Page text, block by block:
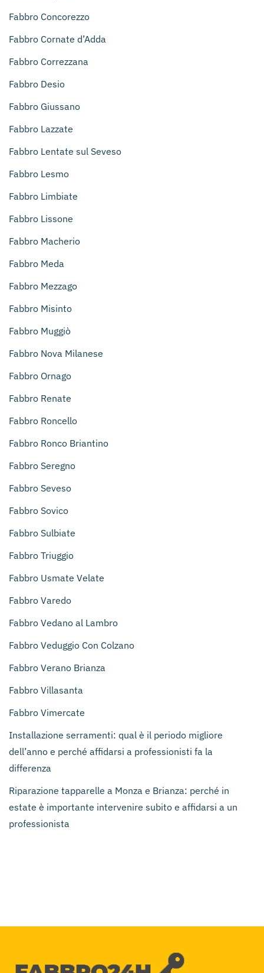
Fabbro Concorezzo
Fabbro Cornate d’Adda
Fabbro Correzzana
Fabbro Desio
Fabbro Giussano
Fabbro Lazzate
Fabbro Lentate sul Seveso
Fabbro Lesmo
Fabbro Limbiate
Fabbro Lissone
Fabbro Macherio
Fabbro Meda
Fabbro Mezzago
Fabbro Misinto
Fabbro Muggiò
Fabbro Nova Milanese
Fabbro Ornago
Fabbro Renate
Fabbro Roncello
Fabbro Ronco Briantino
Fabbro Seregno
Fabbro Seveso
Fabbro Sovico
Fabbro Sulbiate
Fabbro Triuggio
Fabbro Usmate Velate
Fabbro Varedo
Fabbro Vedano al Lambro
Fabbro Veduggio Con Colzano
Fabbro Verano Brianza
Fabbro Villasanta
Fabbro Vimercate
Installazione serramenti: qual è il periodo migliore
dell’anno e perché affidarsi a professionisti fa la
differenza
Riparazione tapparelle a Monza e Brianza: perché in
estate è importante intervenire subito e affidarsi a un
professionista